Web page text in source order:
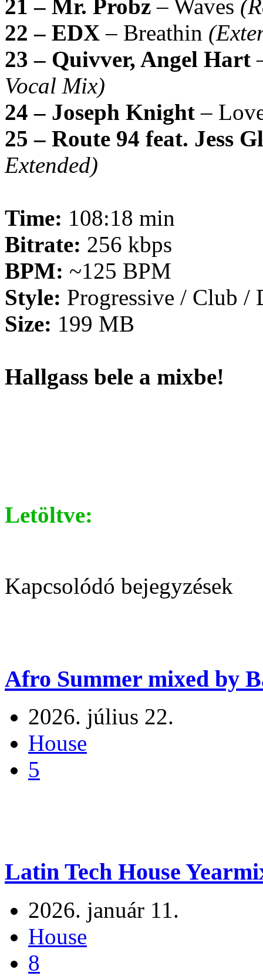
21 – Mr. Probz – Waves
22 – EDX – Breathin
23 – Quivver, Angel Hart
Vocal Mix)
24 – Joseph Knight –
25 – Route 94 feat. Jess
Extended)
Time: 108:18 min
Bitrate: 256 kbps
BPM: ~125 BPM
Style: Progressive / Club /
Size: 199 MB
Hallgass bele a mixbe!
Letöltve:
Kapcsolódó bejegyzések
Afro Summer mixed by
2026. július 22.
House
5
Latin Tech House
2026. január 11.
House
8